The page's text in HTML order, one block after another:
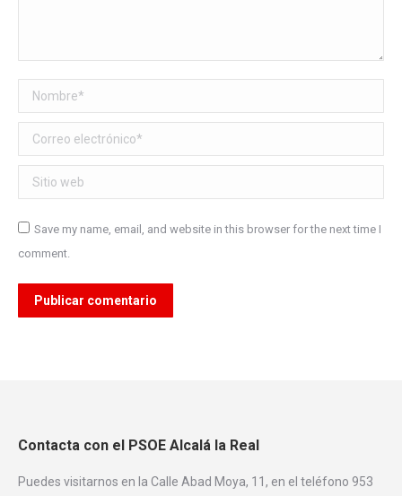
Nombre *
Correo electrónico *
Sitio web
Save my name, email, and website in this browser for the next time I
comment.
Publicar comentario
Contacta con el PSOE Alcalá la Real
Puedes visitarnos en la Calle Abad Moya, 11, en el teléfono 953